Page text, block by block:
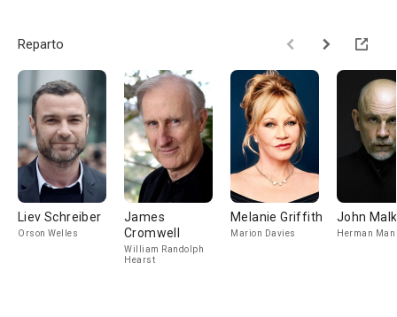
Reparto
Liev Schreiber
Orson Welles
James
Cromwell
William Randolph
Hearst
Melanie Griffith
Marion Davies
John
Herman